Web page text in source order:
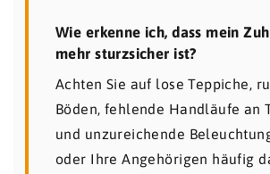
Wie erkenne ich, dass mein
mehr sturzsicher ist?
Achten Sie auf lose Teppiche,
Böden, fehlende Handläufe an
und unzureichende
oder Ihre Angehörigen häufig